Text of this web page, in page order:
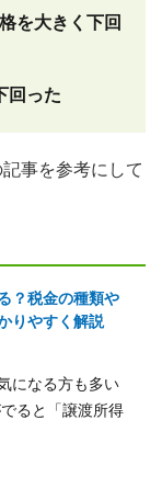
を大きく下回
回った
事を参考にして
？税金の種類や
りやすく解説
になる方も多い
ると「譲渡所得